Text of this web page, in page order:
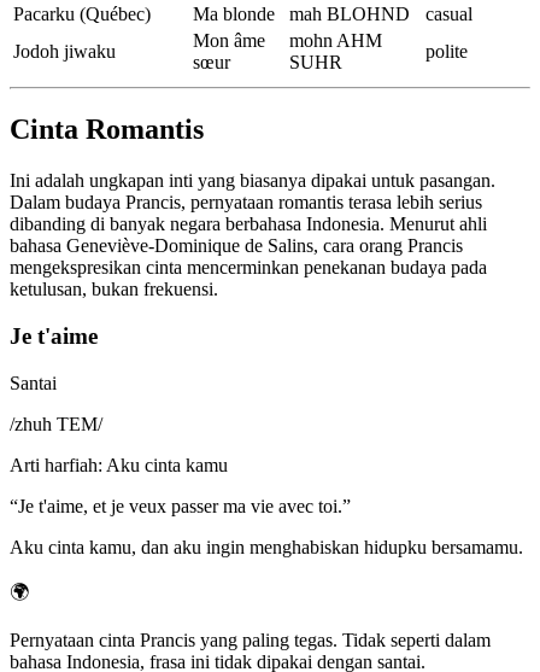
Pacarku (Québec)
Ma blonde mah BLOHND
casual
Jodoh jiwaku
Mon âme
sœur
mohn AHM
SUHR
polite
Cinta Romantis
Ini adalah ungkapan inti yang biasanya dipakai untuk pasangan.
Dalam budaya Prancis, pernyataan romantis terasa lebih serius
dibanding di banyak negara berbahasa Indonesia. Menurut ahli
bahasa Geneviève-Dominique de Salins, cara orang Prancis
mengekspresikan cinta mencerminkan penekanan budaya pada
ketulusan, bukan frekuensi.
Je t'aime
Santai
/zhuh TEM/
Arti harfiah: Aku cinta kamu
“Je t'aime, et je veux passer ma vie avec toi.”
Aku cinta kamu, dan aku ingin menghabiskan hidupku bersamamu.
🌍
Pernyataan cinta Prancis yang paling tegas. Tidak seperti dalam
bahasa Indonesia, frasa ini tidak dipakai dengan santai.